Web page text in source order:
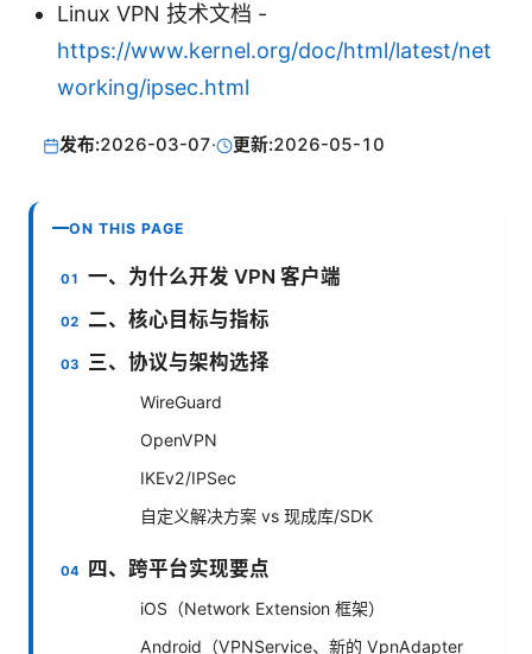
Linux VPN 技术文档 -
https://www.kernel.org/doc/html/latest/net
working/ipsec.html
发布:2026-03-07· 更新:2026-05-10
ON THIS PAGE
一、为什么开发 VPN 客户端
二、核心目标与指标
三、协议与架构选择
WireGuard
OpenVPN
IKEv2/IPSec
自定义解决方案 vs 现成库/SDK
四、跨平台实现要点
iOS（Network Extension 框架）
Android（VPNService、新的 VpnAdapter